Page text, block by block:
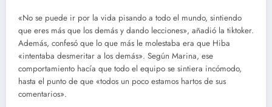
«No se puede ir por la vida pisando a todo el mundo, sintiendo
que eres más que los demás y dando lecciones», añadió la tiktoker.
Además, confesó que lo que más le molestaba era que Hiba
«intentaba desmeritar a los demás». Según Marina, ese
comportamiento hacía que todo el equipo se sintiera incómodo,
hasta el punto de que «todos un poco estamos hartos de sus
comentarios».